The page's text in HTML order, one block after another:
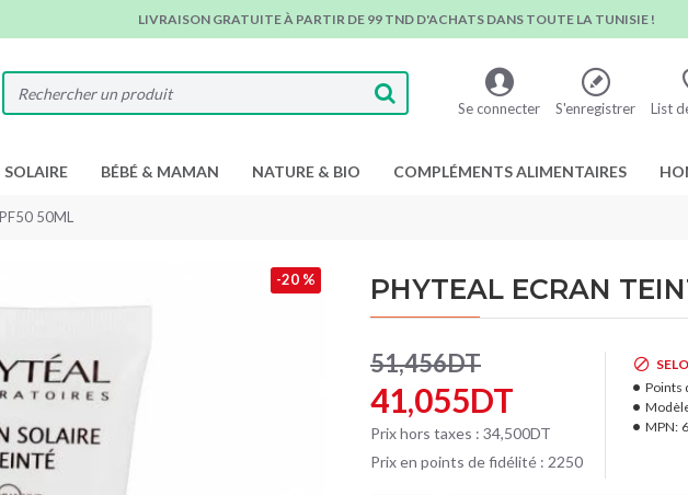
LIVRAISON GRATUITE À PARTIR DE 99 TND D'ACHATS DANS TOUTE LA TUNISIE !
Se connecter S'enregistrer List
SOLAIRE BÉBÉ & MAMAN NATURE & BIO COMPLÉMENTS ALIMENTAIRES
50ML
-20 % PHYTEAL ECRAN
41,055DT
51,456DT
Prix hors taxes : 34,500DT
Prix en points de fidélité : 2250
Points
MPN: